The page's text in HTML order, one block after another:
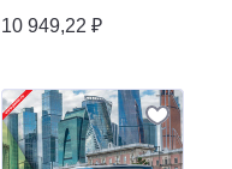
10 949,22 ₽